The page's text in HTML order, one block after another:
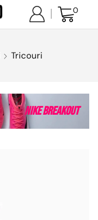
0
Tricouri
Nike Breakout